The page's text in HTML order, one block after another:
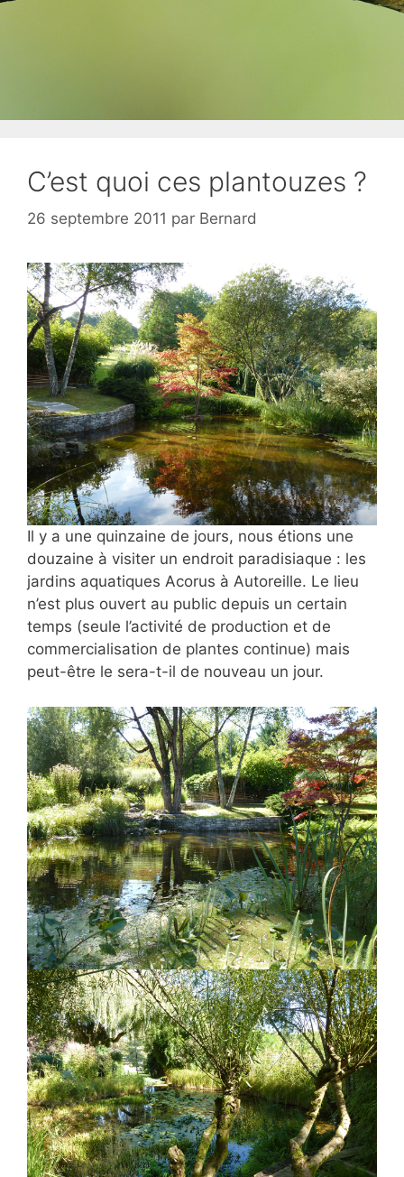
C’est quoi ces plantouzes ?
26 septembre 2011 par Bernard
Il y a une quinzaine de jours, nous étions une
douzaine à visiter un endroit paradisiaque : les
jardins aquatiques Acorus à Autoreille. Le lieu
n’est plus ouvert au public depuis un certain
temps (seule l’activité de production et de
commercialisation de plantes continue) mais
peut-être le sera-t-il de nouveau un jour.